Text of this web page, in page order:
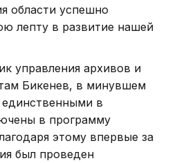
области успешно
лепту в развитие нашей
управления архивов и
Бикенев, в минувшем
единственными в
в программу
этому впервые за
был проведен